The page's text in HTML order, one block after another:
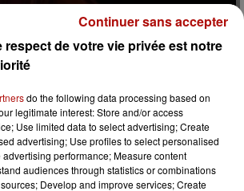
DE MYLÈNE FARMER CE
? » figurera sur le 13ème album
respect de votre vie privée est notre
do the following data processing based on
legitimate interest: Store and/or access
Use limited data to select advertising; Create
advertising; Use profiles to select personalised
performance; Measure content
audiences through statistics or combinations
Develop and improve services; Create
Continuer sans accepter